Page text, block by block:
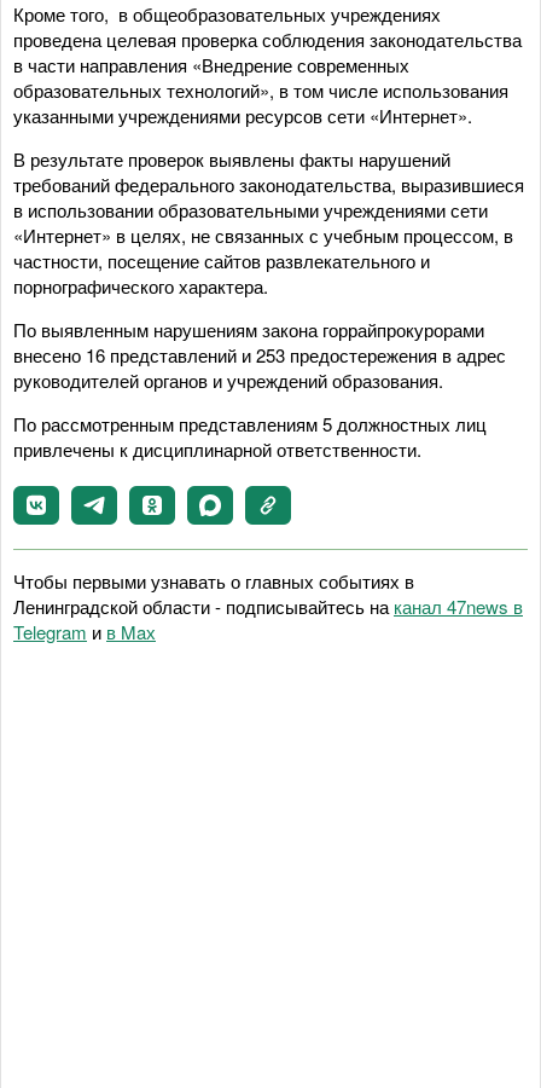
Кроме того, в общеобразовательных учреждениях
проведена целевая проверка соблюдения законодательства
в части направления «Внедрение современных
образовательных технологий», в том числе использования
указанными учреждениями ресурсов сети «Интернет».
В результате проверок выявлены факты нарушений
требований федерального законодательства, выразившиеся
в использовании образовательными учреждениями сети
«Интернет» в целях, не связанных с учебным процессом, в
частности, посещение сайтов развлекательного и
порнографического характера.
По выявленным нарушениям закона горрайпрокурорами
внесено 16 представлений и 253 предостережения в адрес
руководителей органов и учреждений образования.
По рассмотренным представлениям 5 должностных лиц
привлечены к дисциплинарной ответственности.
Чтобы первыми узнавать о главных событиях в
Ленинградской области - подписывайтесь на канал 47news в
Telegram и в Maх